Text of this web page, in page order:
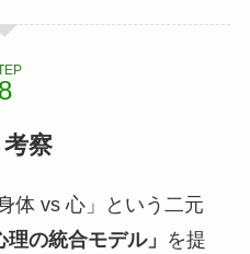
察
体 vs 心」という二元
理の統合モデル」
を提